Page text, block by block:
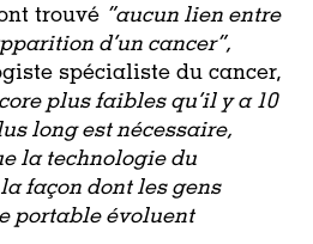
trouvé “aucun lien entre
d’un cancer”,
spécialiste du cancer,
plus faibles qu’il y a 10
long est nécessaire,
la technologie du
façon dont les gens
portable évoluent